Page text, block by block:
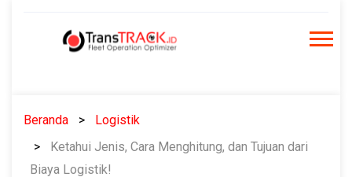
Beranda
Logistik
Ketahui Jenis, Cara Menghitung, dan Tujuan dari
Biaya Logistik!